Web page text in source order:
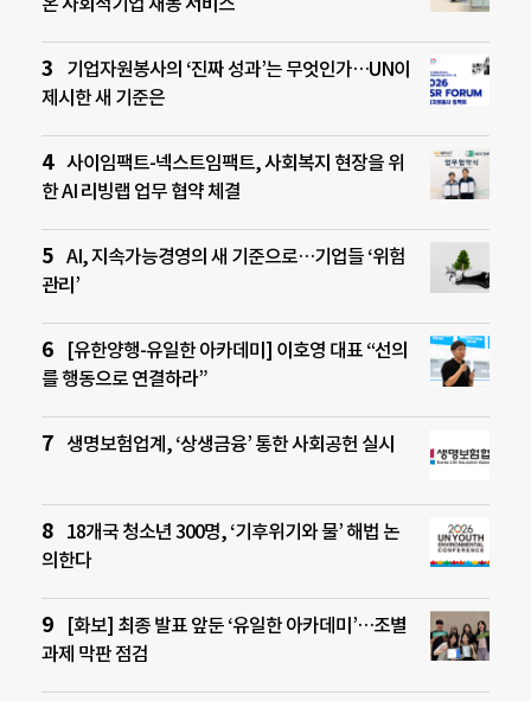
기업자원봉사의 ‘진짜 성과’는 무엇인가…UN이
제시한 새 기준은
사이임팩트-넥스트임팩트, 사회복지 현장을 위
한 AI 리빙랩 업무 협약 체결
AI, 지속가능경영의 새 기준으로…기업들 ‘위험
관리’
[유한양행-유일한 아카데미] 이호영 대표 “선의
를 행동으로 연결하라”
생명보험업계, ‘상생금융’ 통한 사회공헌 실시
18개국 청소년 300명, ‘기후위기와 물’ 해법 논
의한다
[화보] 최종 발표 앞둔 ‘유일한 아카데미’…조별
과제 막판 점검